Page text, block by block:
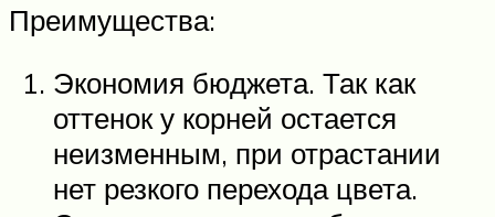
Преимущества:
Экономия бюджета. Так как
оттенок у корней остается
неизменным, при отрастании
нет резкого перехода цвета.